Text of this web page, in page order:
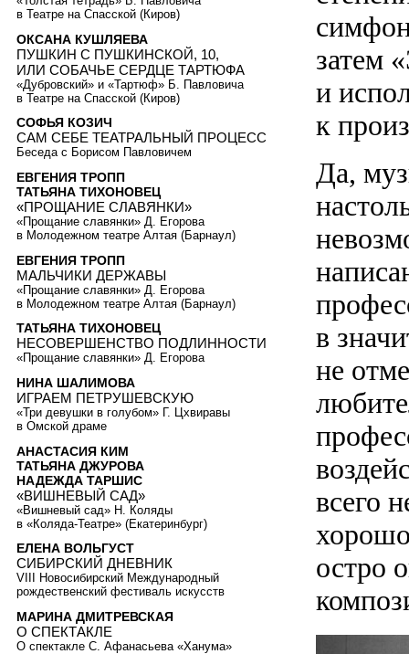
затем
и
к
Да,
в
не
всего
остро
в Театре на Спасской (Киров)
ОКСАНА КУШЛЯЕВА
ПУШКИН С ПУШКИНСКОЙ, 10,
ИЛИ СОБАЧЬЕ СЕРДЦЕ ТАРТЮФА
«Дубровский» и «Тартюф» Б. Павловича
в Театре на Спасской (Киров)
СОФЬЯ КОЗИЧ
САМ СЕБЕ ТЕАТРАЛЬНЫЙ ПРОЦЕСС
Беседа с Борисом Павловичем
ЕВГЕНИЯ ТРОПП
ТАТЬЯНА ТИХОНОВЕЦ
«ПРОЩАНИЕ СЛАВЯНКИ»
«Прощание славянки» Д. Егорова
в Молодежном театре Алтая (Барнаул)
ЕВГЕНИЯ ТРОПП
МАЛЬЧИКИ ДЕРЖАВЫ
«Прощание славянки» Д. Егорова
в Молодежном театре Алтая (Барнаул)
ТАТЬЯНА ТИХОНОВЕЦ
НЕСОВЕРШЕНСТВО ПОДЛИННОСТИ
«Прощание славянки» Д. Егорова
НИНА ШАЛИМОВА
ИГРАЕМ ПЕТРУШЕВСКУЮ
«Три девушки в голубом» Г. Цхвиравы
в Омской драме
АНАСТАСИЯ КИМ
ТАТЬЯНА ДЖУРОВА
НАДЕЖДА ТАРШИС
«ВИШНЕВЫЙ САД»
«Вишневый сад» Н. Коляды
в «Коляда-Театре» (Екатеринбург)
ЕЛЕНА ВОЛЬГУСТ
СИБИРСКИЙ ДНЕВНИК
VIII Новосибирский Международный
рождественский фестиваль искусств
МАРИНА ДМИТРЕВСКАЯ
О СПЕКТАКЛЕ
О спектакле С. Афанасьева «Ханума»